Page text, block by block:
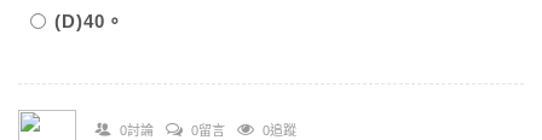
(D)40。
0討論 0留言 0追蹤